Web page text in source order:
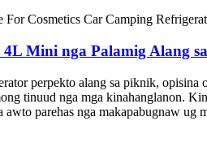
Mini nga Palamig Alang
perpekto alang sa piknik, opisina
tinuud nga mga kinahanglanon.
parehas nga makapabugnaw ug